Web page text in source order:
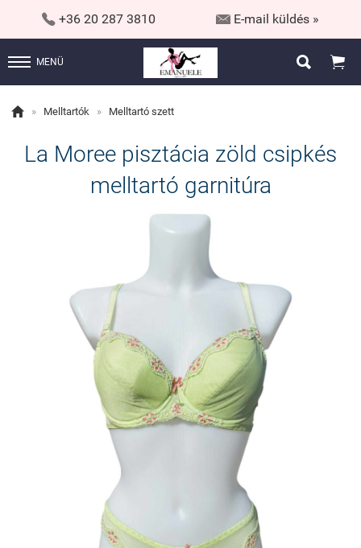
 +36 20 287 3810  E-mail küldés »
MENÜ  
 » Melltartók » Melltartó szett
La Moree pisztácia zöld csipkés
melltartó garnitúra